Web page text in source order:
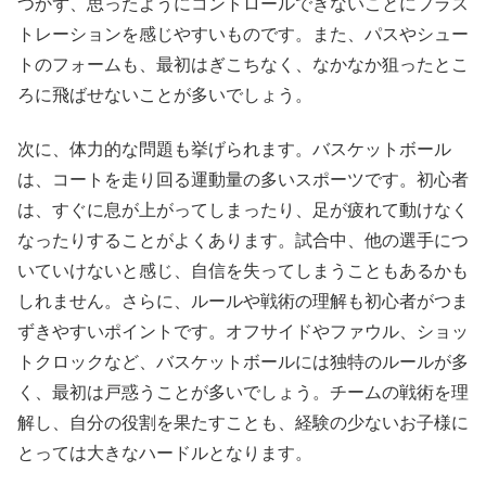
トレーションを感じやすいものです。また、パスやシュー
トのフォームも、最初はぎこちなく、なかなか狙ったとこ
ろに飛ばせないことが多いでしょう。
次に、体力的な問題も挙げられます。バスケットボール
は、コートを走り回る運動量の多いスポーツです。初心者
は、すぐに息が上がってしまったり、足が疲れて動けなく
なったりすることがよくあります。試合中、他の選手につ
いていけないと感じ、自信を失ってしまうこともあるかも
しれません。さらに、ルールや戦術の理解も初心者がつま
ずきやすいポイントです。オフサイドやファウル、ショッ
トクロックなど、バスケットボールには独特のルールが多
く、最初は戸惑うことが多いでしょう。チームの戦術を理
解し、自分の役割を果たすことも、経験の少ないお子様に
とっては大きなハードルとなります。